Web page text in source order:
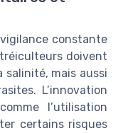
vigilance constante
doivent
salinité, mais aussi
L’innovation
l’utilisation
certains risques